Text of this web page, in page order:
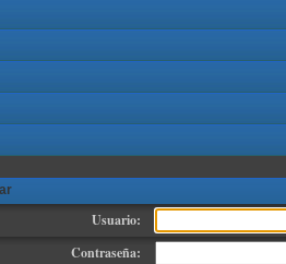
Usuario:
Contraseña: